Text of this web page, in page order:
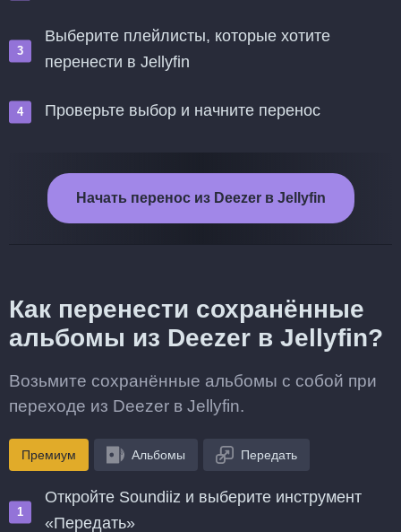
Выберите плейлисты, которые хотите
перенести в Jellyfin
Проверьте выбор и начните перенос
Начать перенос из Deezer в Jellyfin
Как перенести сохранённые
альбомы из Deezer в Jellyfin?
Возьмите сохранённые альбомы с собой при
переходе из Deezer в Jellyfin.
Премиум Альбомы Передать
Откройте Soundiiz и выберите инструмент
«Передать»